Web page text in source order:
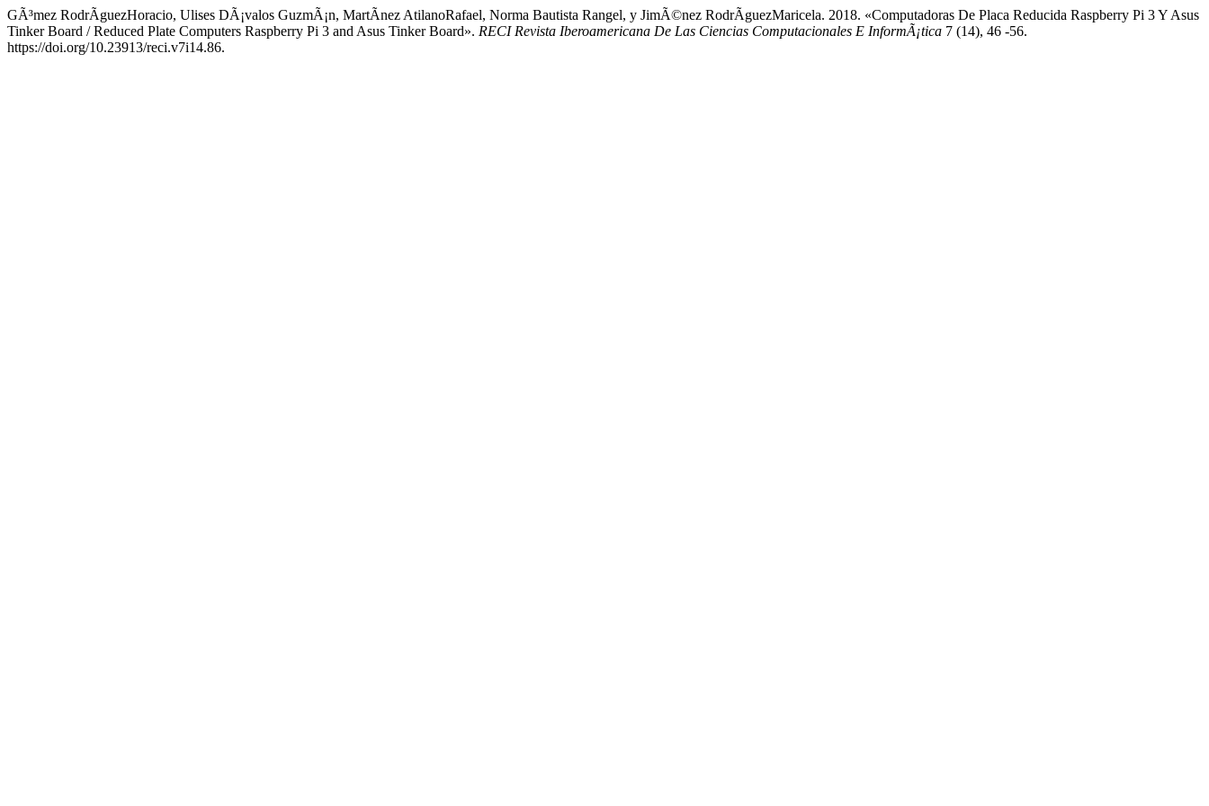
GÃ³mez RodrÃ­guezHoracio, Ulises DÃ¡valos GuzmÃ¡n, MartÃ­nez AtilanoRafael, Norma Bautista Rangel, y JimÃ©nez RodrÃ­guezMaricela. 2018. «Computadoras De Placa Reducida Raspberry Pi 3 Y Asus
Tinker Board / Reduced Plate Computers Raspberry Pi 3 and Asus Tinker Board». RECI Revista Iberoamericana De Las Ciencias Computacionales E InformÃ¡tica 7 (14), 46 -56.
https://doi.org/10.23913/reci.v7i14.86.